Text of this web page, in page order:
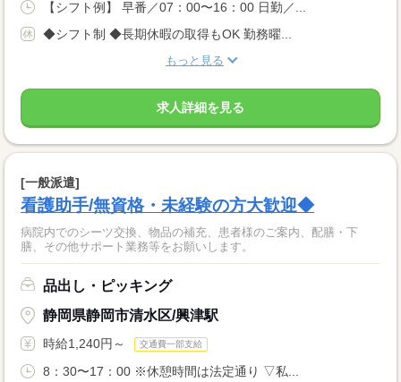
【シフト例】 早番／07：00〜16：00 日勤／...
◆シフト制 ◆長期休暇の取得もOK 勤務曜...
もっと見る
求人詳細を見る
[一般派遣]
看護助手/無資格・未経験の方大歓迎◆
病院内でのシーツ交換、物品の補充、患者様のご案内、配膳・下
膳、その他サポート業務等をお願いします。
品出し・ピッキング
静岡県静岡市清水区/興津駅
時給1,240円～ 交通費一部支給
8：30〜17：00 ※休憩時間は法定通り ▽私...